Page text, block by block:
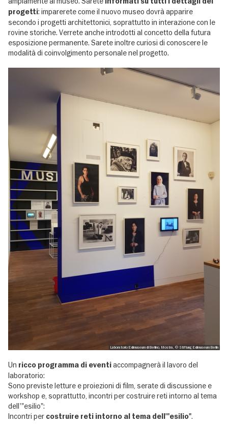
progetti: imparerete come il nuovo museo dovrà apparire
secondo i progetti architettonici, soprattutto in interazione con le
rovine storiche. Verrete anche introdotti al concetto della futura
esposizione permanente. Sarete inoltre curiosi di conoscere le
modalità di coinvolgimento personale nel progetto.
Laboratorio Exilmuseum di Berlino, Mostra, © Stiftung Exilmuseum Berlin
Un ricco programma di eventiaccompagnerà il lavoro del
laboratorio:
Sono previste letture e proiezioni di film, serate di discussione e
workshop e, soprattutto, incontri per costruire reti intorno al tema
dell'"esilio":
Incontri per costruire reti intorno al tema dell'"esilio".